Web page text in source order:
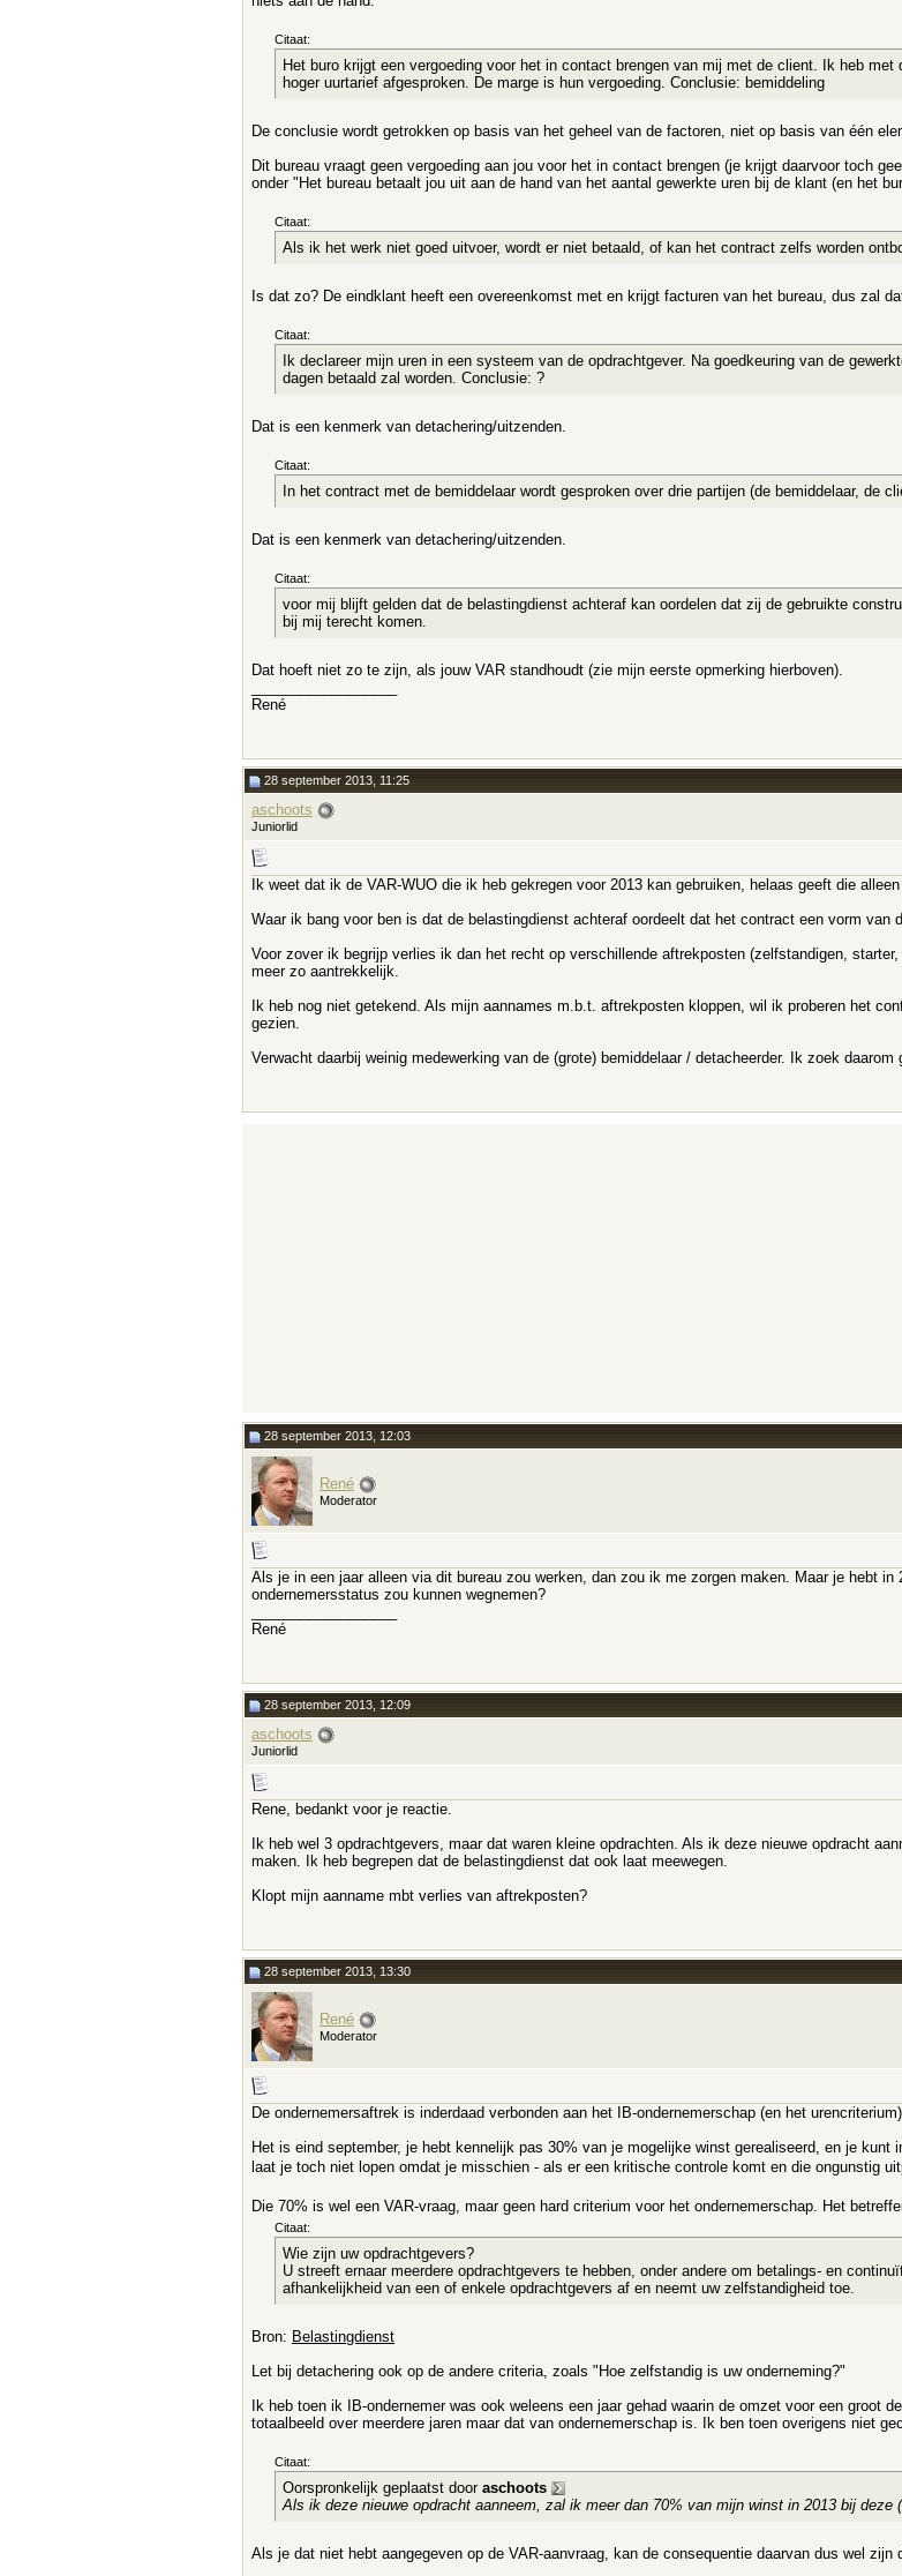
Citaat:
Het buro krijgt een vergoeding voor het in contact brengen van mij met de client. Ik heb
hoger uurtarief afgesproken. De marge is hun vergoeding. Conclusie: bemiddeling
De conclusie wordt getrokken op basis van het geheel van de factoren, niet op basis van één
Dit bureau vraagt geen vergoeding aan jou voor het in contact brengen (je krijgt daarvoor toch
onder "Het bureau betaalt jou uit aan de hand van het aantal gewerkte uren bij de klant (en het
Citaat:
Als ik het werk niet goed uitvoer, wordt er niet betaald, of kan het contract zelfs worden
Is dat zo? De eindklant heeft een overeenkomst met en krijgt facturen van het bureau, dus zal
Citaat:
Ik declareer mijn uren in een systeem van de opdrachtgever. Na goedkeuring van de
dagen betaald zal worden. Conclusie: ?
Dat is een kenmerk van detachering/uitzenden.
Citaat:
In het contract met de bemiddelaar wordt gesproken over drie partijen (de bemiddelaar,
Dat is een kenmerk van detachering/uitzenden.
Citaat:
voor mij blijft gelden dat de belastingdienst achteraf kan oordelen dat zij de gebruikte
bij mij terecht komen.
Dat hoeft niet zo te zijn, als jouw VAR standhoudt (zie mijn eerste opmerking hierboven).
René
28 september 2013, 11:25
aschoots
Juniorlid
Ik weet dat ik de VAR-WUO die ik heb gekregen voor 2013 kan gebruiken, helaas geeft die
Waar ik bang voor ben is dat de belastingdienst achteraf oordeelt dat het contract een vorm
Voor zover ik begrijp verlies ik dan het recht op verschillende aftrekposten (zelfstandigen,
meer zo aantrekkelijk.
Ik heb nog niet getekend. Als mijn aannames m.b.t. aftrekposten kloppen, wil ik proberen het
gezien.
Verwacht daarbij weinig medewerking van de (grote) bemiddelaar / detacheerder. Ik zoek daarom
28 september 2013, 12:03
René
Moderator
Als je in een jaar alleen via dit bureau zou werken, dan zou ik me zorgen maken. Maar je hebt
ondernemersstatus zou kunnen wegnemen?
René
28 september 2013, 12:09
aschoots
Juniorlid
Rene, bedankt voor je reactie.
Ik heb wel 3 opdrachtgevers, maar dat waren kleine opdrachten. Als ik deze nieuwe opdracht
maken. Ik heb begrepen dat de belastingdienst dat ook laat meewegen.
Klopt mijn aanname mbt verlies van aftrekposten?
28 september 2013, 13:30
René
Moderator
De ondernemersaftrek is inderdaad verbonden aan het IB-ondernemerschap (en het urencriterium).
Het is eind september, je hebt kennelijk pas 30% van je mogelijke winst gerealiseerd, en je
laat je toch niet lopen omdat je misschien - als er een kritische controle komt en die ongunstig
Die 70% is wel een VAR-vraag, maar geen hard criterium voor het ondernemerschap. Het
Citaat:
Wie zijn uw opdrachtgevers?
U streeft ernaar meerdere opdrachtgevers te hebben, onder andere om betalings- en
afhankelijkheid van een of enkele opdrachtgevers af en neemt uw zelfstandigheid toe.
Bron: Belastingdienst
Let bij detachering ook op de andere criteria, zoals "Hoe zelfstandig is uw onderneming?"
Ik heb toen ik IB-ondernemer was ook weleens een jaar gehad waarin de omzet voor een groot
totaalbeeld over meerdere jaren maar dat van ondernemerschap is. Ik ben toen overigens niet
Citaat:
Oorspronkelijk geplaatst door aschoots
Als ik deze nieuwe opdracht aanneem, zal ik meer dan 70% van mijn winst in 2013 bij deze
Als je dat niet hebt aangegeven op de VAR-aanvraag, kan de consequentie daarvan dus wel